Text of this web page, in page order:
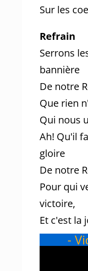
Sur les
Refrain
Serrons
bannière
De notre
Que rien
Qui nous
Ah! Qu'il
gloire
De notre
Pour qui
victoire,
Et c'est la
-